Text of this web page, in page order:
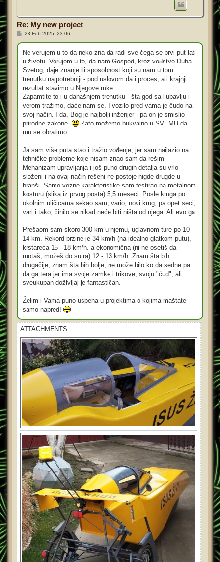
Re: My new project
P
s
t
28 Feb 2025, 23:06
Ne verujem u to da neko zna da radi sve čega se prvi put lati
u životu. Verujem u to, da nam Gospod, kroz vođstvo Duha
Svetog, daje znanje ili sposobnost koji su nam u tom
trenutku najpotrebniji - pod uslovom da i proces, a i krajnji
rezultat stavimo u Njegove ruke.
Zapamtite to i u današnjem trenutku - šta god sa ljubavlju i
verom tražimo, daće nam se. I vozilo pred vama je čudo na
svoj način. I da, Bog je najbolji inženjer - pa on je smislio
prirodne zakone.
Zato možemo bukvalno u SVEMU da
mu se obratimo.
Ja sam više puta stao i tražio vođenje, jer sam nailazio na
tehničke probleme koje nisam znao sam da rešim.
Mehanizam upravljanja i još puno drugih detalja su vrlo
složeni i na ovaj način rešeni ne postoje nigde drugde u
branši. Samo vozne karakteristike sam testirao na metalnom
kosturu (slika iz prvog posta) 5,5 meseci. Posle kruga po
okolnim uličicama sekao sam, vario, novi krug, pa opet seci,
vari i tako, činilo se nikad neće biti ništa od njega. Ali evo ga.
Prešaom sam skoro 300 km u njemu, uglavnom ture po 10 -
14 km. Rekord brzine je 34 km/h (na idealno glatkom putu),
krstareća 15 - 18 km/h, a ekonomična (ni ne osetiš da
motaš, možeš do sutra) 12 - 13 km/h. Znam šta bih
drugačije, znam šta bih bolje, ne može bilo ko da sedne pa
da ga tera jer ima svoje zamke i trikove, svoju "ćud", ali
sveukupan doživljaj je fantastičan.
Želim i Vama puno uspeha u projektima o kojima maštate -
samo napred!
ATTACHMENTS